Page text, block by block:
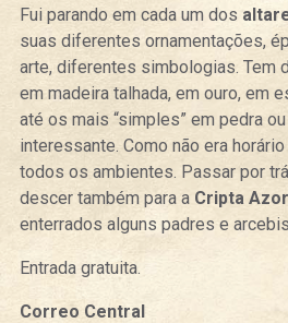
Fui parando em cada um dos
suas diferentes ornamentações,
arte, diferentes simbologias. Tem
em madeira talhada, em ouro, em
até os mais “simples” em pedra
interessante. Como não era
todos os ambientes. Passar por
descer também para a Cripta
enterrados alguns padres e
Entrada gratuita.
Correo Central